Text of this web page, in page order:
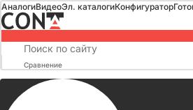
АналогиВидеоЭл. каталогиКонфигуратор
Сравнение